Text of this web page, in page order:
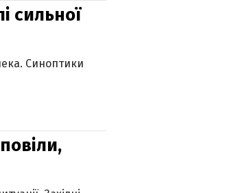
сильної
Синоптики